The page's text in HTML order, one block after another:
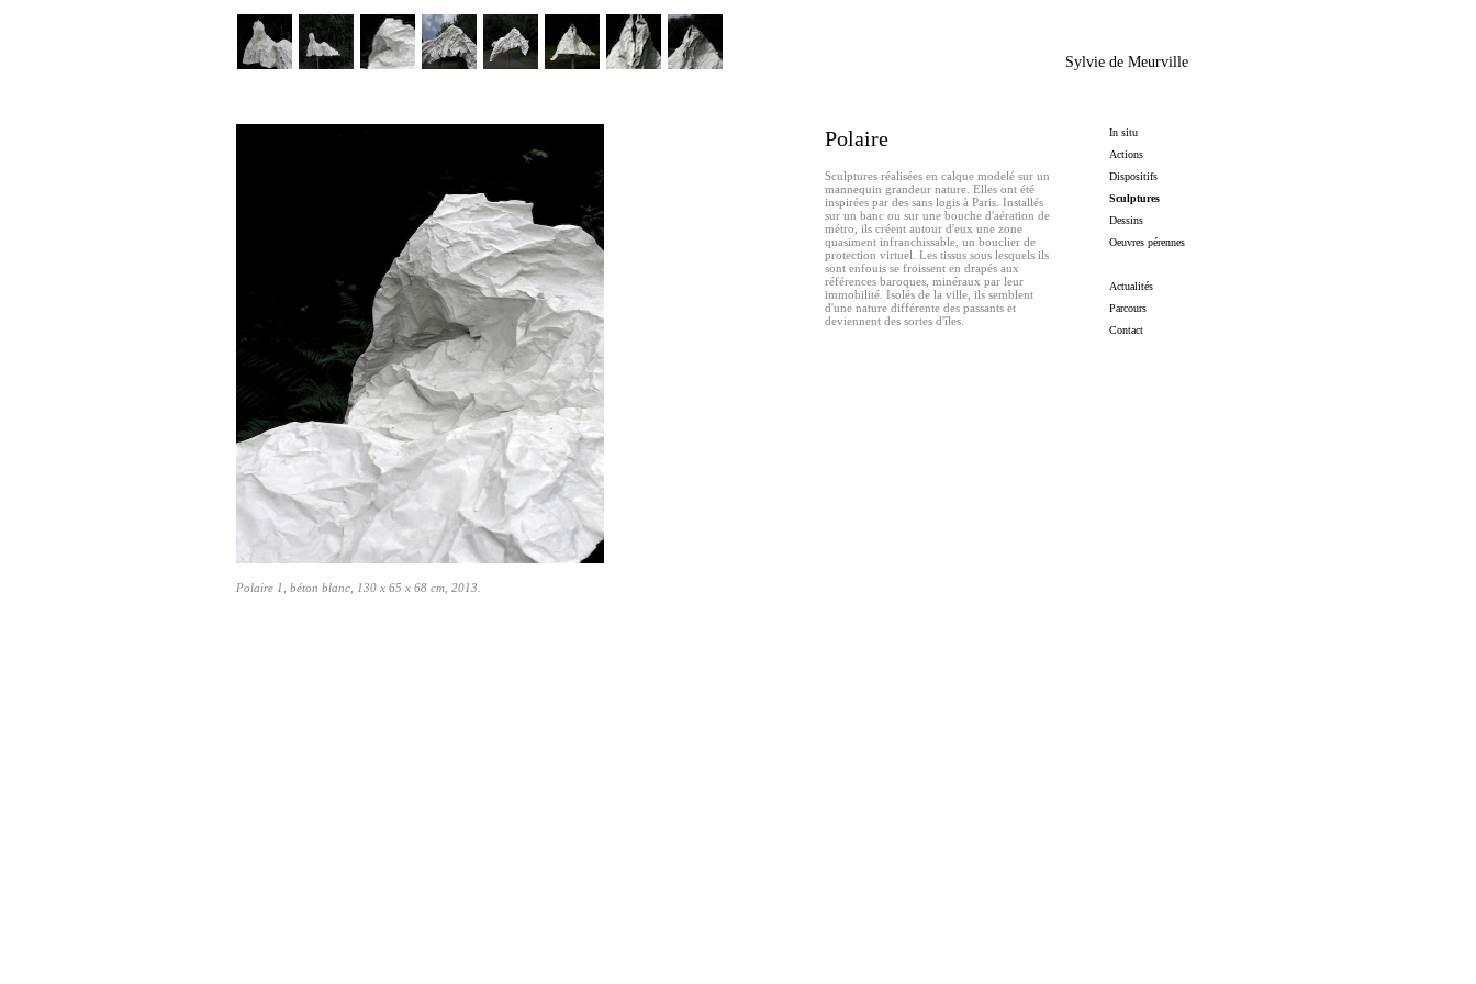
Polaire 1, béton blanc, 130 x 65 x 68 cm, 2013.
Polaire
Sculptures réalisées en calque modelé sur un
mannequin grandeur nature. Elles ont été
inspirées par des sans logis à Paris. Installés
sur un banc ou sur une bouche d'aération de
métro, ils créent autour d'eux une zone
quasiment infranchissable, un bouclier de
protection virtuel. Les tissus sous lesquels ils
sont enfouis se froissent en drapés aux
références baroques, minéraux par leur
immobilité. Isolés de la ville, ils semblent
d'une nature différente des passants et
deviennent des sortes d'îles.
Sylvie de Meurville
In situ
Actions
Dispositifs
Sculptures
Dessins
Oeuvres pérennes
Actualités
Parcours
Contact